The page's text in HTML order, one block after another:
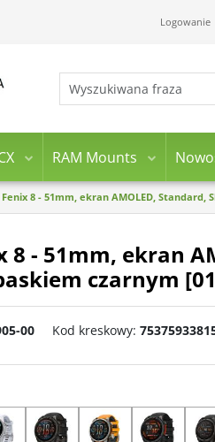
Logowanie
RAM Mounts
8 - 51mm, ekran AMOLED, Standard,
8 - 51mm, ekran
czarnym
00 Kod kreskowy: